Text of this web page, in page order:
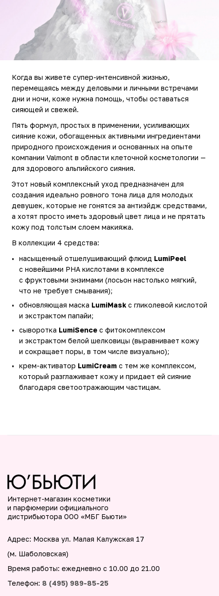
Когда вы живете супер-интенсивной жизнью,
перемещаясь между деловыми и личными встречами
дни и ночи, коже нужна помощь, чтобы оставаться
сияющей и свежей.
Пять формул, простых в применении, усиливающих
сияние кожи, обогащенных активными ингредиентами
природного происхождения и основанных на опыте
компании Valmont в области клеточной косметологии —
для здорового альпийского сияния.
Этот новый комплексный уход предназначен для
создания идеально ровного тона лица для молодых
девушек, которые не гонятся за антиэйдж средствами,
а хотят просто иметь здоровый цвет лица и не прятать
кожу под толстым слоем макияжа.
В коллекции 4 средства:
насыщенный отшелушивающий флюид LumiPeel
с новейшими PHA кислотами в комплексе
с фруктовыми энзимами (лосьон настолько мягкий,
что не требует смывания);
обновляющая маска LumiMask с гликолевой кислотой
и экстрактом папайи;
сыворотка LumiSence с фитокомплексом
и экстрактом белой шелковицы (выравнивает кожу
и сокращает поры, в том числе визуально);
крем-активатор LumiCream с тем же комплексом,
который разглаживает кожу и придает ей сияние
благодаря светоотражающим частицам.
Интернет-магазин косметики
и парфюмерии официального
дистрибьютора ООО «МБГ Бьюти»
Адрес: Москва ул. Малая Калужская 17
(м. Шаболовская)
Время работы: ежедневно с 10.00 до 21.00
Телефон: 8 (495) 989-85-25